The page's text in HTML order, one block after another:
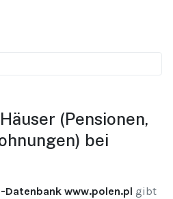
(Pensionen,
bei
www.polen.pl gibt